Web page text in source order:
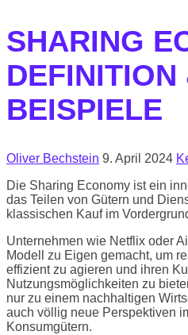
SHARING
DEFINITION
BEISPIELE
Oliver Bechstein 9. April 2024
Die Sharing Economy ist ein
das Teilen von Gütern und
klassischen Kauf im
Unternehmen wie Netflix oder
Modell zu Eigen gemacht, um
effizient zu agieren und ihren
Nutzungsmöglichkeiten zu
nur zu einem nachhaltigen
auch völlig neue Perspektiven
Konsumgütern.